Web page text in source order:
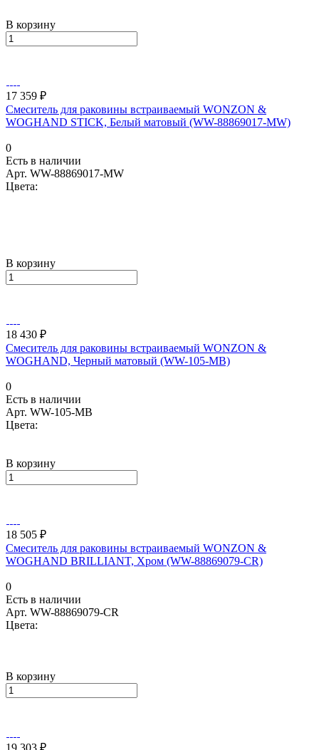
В корзину
17 359 ₽
Смеситель для раковины встраиваемый WONZON &
WOGHAND STICK, Белый матовый (WW-88869017-MW)
0
Есть в наличии
Арт. WW-88869017-MW
Цвета:
В корзину
18 430 ₽
Смеситель для раковины встраиваемый WONZON &
WOGHAND, Черный матовый (WW-105-MB)
0
Есть в наличии
Арт. WW-105-MB
Цвета:
В корзину
18 505 ₽
Смеситель для раковины встраиваемый WONZON &
WOGHAND BRILLIANT, Хром (WW-88869079-CR)
0
Есть в наличии
Арт. WW-88869079-CR
Цвета:
В корзину
19 303 ₽